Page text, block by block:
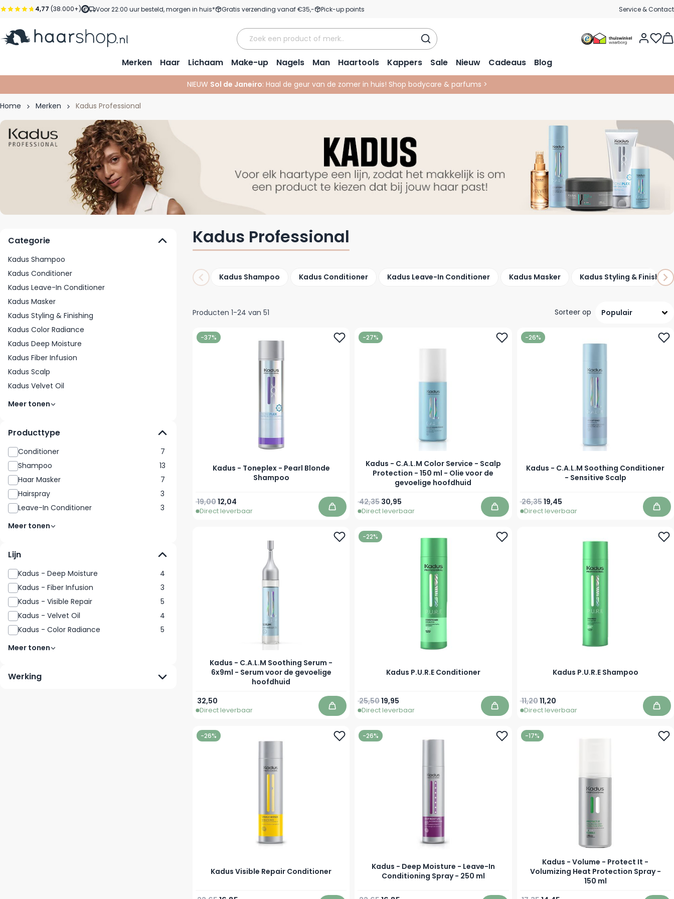
Ga naar de inhoud
4,77 (38.000+) Voor 22:00 uur besteld, morgen in huis* Gratis verzending vanaf €35,- Pick-up points Service & Contact
Merken Haar Lichaam Make-up Nagels Man Haartools Kappers Sale Nieuw Cadeaus Blog
NIEUW Sol de Janeiro: Haal de geur van de zomer in huis! Shop bodycare & parfums >
Home Merken Kadus Professional
Kadus Professional
Kadus Shampoo Kadus Conditioner Kadus Leave-In Conditioner Kadus Masker Kadus Styling & Finishing
Categorie
Kadus Shampoo
Kadus Conditioner
Kadus Leave-In Conditioner
Kadus Masker
Kadus Styling & Finishing
Kadus Color Radiance
Kadus Deep Moisture
Kadus Fiber Infusion
Kadus Scalp
Kadus Velvet Oil
Meer tonen
Producttype
Conditioner
7
Shampoo
13
Haar Masker
7
Hairspray
3
Leave-In Conditioner
3
Meer tonen
Lijn
Kadus - Deep Moisture
4
Kadus - Fiber Infusion
3
Kadus - Visible Repair
5
Kadus - Velvet Oil
4
Kadus - Color Radiance
5
Meer tonen
Werking
Producten 1-24 van 51 Sorteer op
-37%
Kadus - Toneplex - Pearl Blonde
Shampoo
Vanaf
12,04
Normale prijs
19,00
Direct leverbaar In winkelwagen
-27%
Kadus - C.A.L.M Color Service - Scalp
Protection - 150 ml - Olie voor de
gevoelige hoofdhuid
Speciale prijs
30,95
Normale prijs
42,35
Direct leverbaar In winkelwagen
-26%
Kadus - C.A.L.M Soothing Conditioner
- Sensitive Scalp
Vanaf
19,45
Normale prijs
26,35
Direct leverbaar In
Kadus - C.A.L.M Soothing Serum -
6x9ml - Serum voor de gevoelige
hoofdhuid
32,50
Direct leverbaar In winkelwagen
-22%
Kadus P.U.R.E Conditioner
Vanaf
19,95
Normale prijs
25,50
Direct leverbaar In winkelwagen
Kadus P.U.R.E Shampoo
Vanaf
11,20
Normale prijs
11,20
Direct leverbaar In
-26%
Kadus Visible Repair Conditioner
-26%
Kadus - Deep Moisture - Leave-In
Conditioning Spray - 250 ml
-17%
Kadus - Volume - Protect It -
Volumizing Heat Protection Spray -
150 ml